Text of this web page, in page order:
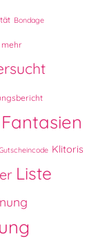
Bondage
mehr
Fantasien
Klitoris
Liste